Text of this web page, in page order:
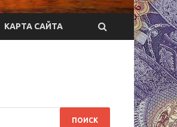
КАРТА САЙТА